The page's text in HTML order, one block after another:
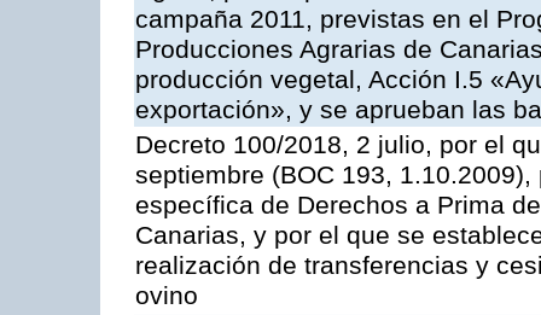
campaña 2011, previstas en el
Producciones Agrarias de
producción vegetal, Acción I.5
exportación», y se aprueban las
Decreto 100/2018, 2 julio, por el
septiembre (BOC 193,
específica de Derechos a Prima
Canarias, y por el que se
realización de transferencias y
ovino